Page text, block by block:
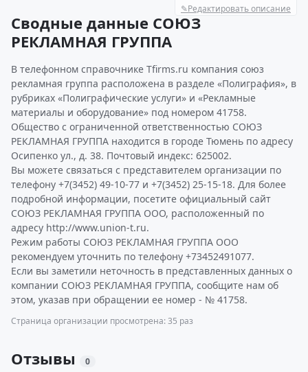
✎Редактировать описание
Сводные данные СОЮЗ
РЕКЛАМНАЯ ГРУППА
В телефонном справочнике Tfirms.ru компания союз
рекламная группа расположена в разделе «Полиграфия», в
рубриках «Полиграфические услуги» и «Рекламные
материалы и оборудование» под номером 41758.
Общество с ограниченной ответственностью СОЮЗ
РЕКЛАМНАЯ ГРУППА находится в городе Тюмень по адресу
Осипенко ул., д. 38. Почтовый индекс: 625002.
Вы можете связаться с представителем организации по
телефону +7(3452) 49-10-77 и +7(3452) 25-15-18. Для более
подробной информации, посетите официальный сайт
СОЮЗ РЕКЛАМНАЯ ГРУППА ООО, расположенный по
адресу http://www.union-t.ru.
Режим работы СОЮЗ РЕКЛАМНАЯ ГРУППА ООО
рекомендуем уточнить по телефону +73452491077.
Если вы заметили неточность в представленных данных о
компании СОЮЗ РЕКЛАМНАЯ ГРУППА, сообщите нам об
этом, указав при обращении ее номер - № 41758.
Страница организации просмотрена: 35 раз
Отзывы 0